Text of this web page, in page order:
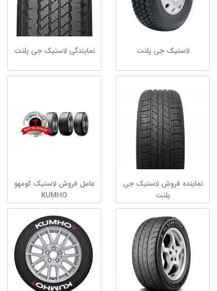
لاستیک جی پلنت نمایندگی لاستیک جی پلنت
نماینده فروش لاستیک جی
پلنت
عامل فروش لاستیک کومهو
KUMHO